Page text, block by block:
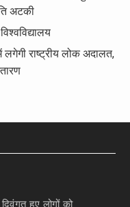
अटकी
राष्ट्रीय लोक अदालत,
हुए लोगों को